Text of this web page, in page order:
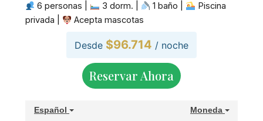
6 personas | 3 dorm. | 1 baño |
Piscina
privada |
Acepta mascotas
Desde $96.714 / noche
Reservar Ahora